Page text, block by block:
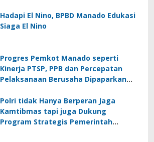
Hadapi El Nino, BPBD Manado Edukasi
Siaga El Nino
Progres Pemkot Manado seperti
Kinerja PTSP, PPB dan Percepatan
Pelaksanaan Berusaha Dipaparkan
dan Hilirisasi/BKPM
Polri tidak Hanya Berperan Jaga
Kamtibmas tapi juga Dukung
Program Strategis Pemerintah